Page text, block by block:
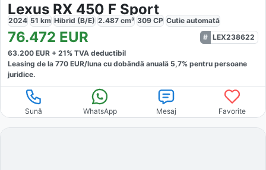
Lexus RX 450 F Sport
2024 51 km Hibrid (B/E) 2.487 cm³ 309 CP Cutie automată
76.472 EUR
LEX238622
63.200 EUR + 21% TVA deductibil
Leasing de la 770 EUR/luna cu dobăndă anuală 5,7% pentru persoane
juridice.
Sună WhatsApp Mesaj Favorite